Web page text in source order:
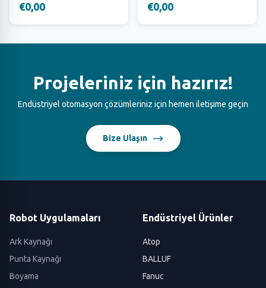
€0,00 €0,00
Projeleriniz için hazırız!
Endüstriyel otomasyon çözümleriniz için hemen iletişime geçin
Bize Ulaşın
Robot Uygulamaları
Ark Kaynağı
Punta Kaynağı
Boyama
Endüstriyel Ürünler
Atop
BALLUF
Fanuc